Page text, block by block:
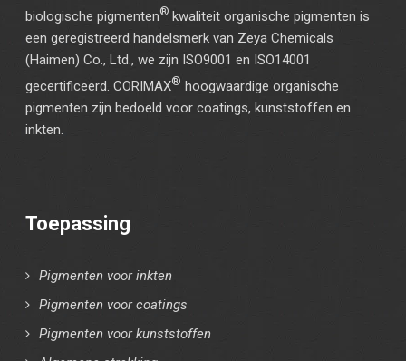
biologische pigmenten®kwaliteit organische pigmenten is
een geregistreerd handelsmerk van Zeya Chemicals
(Haimen) Co., Ltd., we zijn ISO9001 en ISO14001
gecertificeerd. CORIMAX® hoogwaardige organische
pigmenten zijn bedoeld voor coatings, kunststoffen en
inkten.
Toepassing
Pigmenten voor inkten
Pigmenten voor coatings
Pigmenten voor kunststoffen